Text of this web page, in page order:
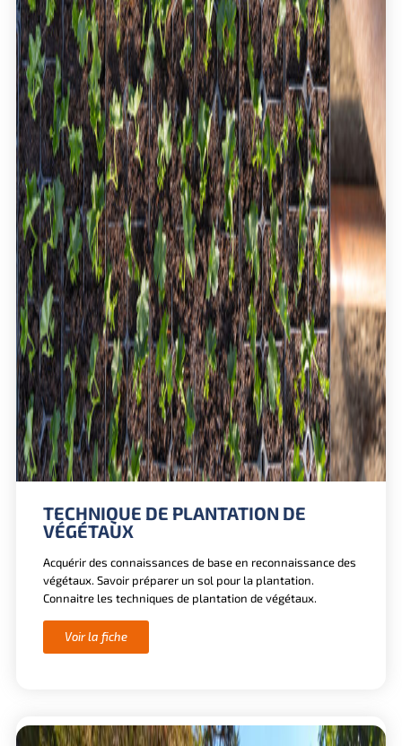
TECHNIQUE DE PLANTATION DE
VÉGÉTAUX
Acquérir des connaissances de base en reconnaissance des
végétaux. Savoir préparer un sol pour la plantation.
Connaitre les techniques de plantation de végétaux.
Voir la fiche